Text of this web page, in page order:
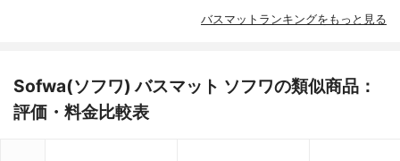
バスマットランキングをもっと見る
Sofwa(ソフワ) バスマット ソフワの類似商品：
評価・料金比較表